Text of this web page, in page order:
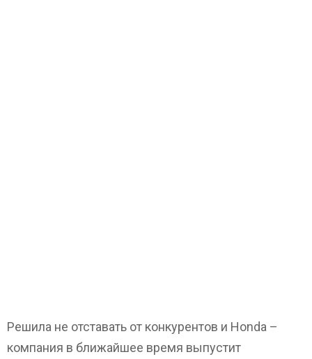
Решила не отставать от конкурентов и Honda –
компания в ближайшее время выпустит